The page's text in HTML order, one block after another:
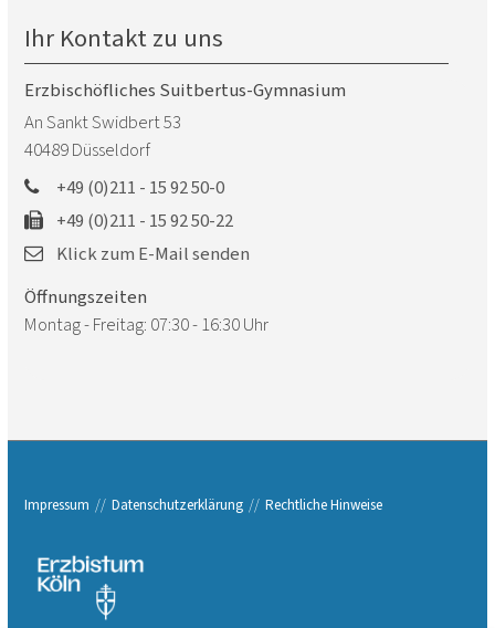
Ihr Kontakt zu uns
Erzbischöfliches Suitbertus-Gymnasium
An Sankt Swidbert 53
40489Düsseldorf
+49 (0)211 - 15 92 50-0
+49 (0)211 - 15 92 50-22
Klick zum E-Mail senden
Öffnungszeiten
Montag - Freitag: 07:30 - 16:30 Uhr
Impressum Datenschutzerklärung Rechtliche Hinweise